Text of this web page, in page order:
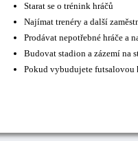
Starat se o trénink hráčů
Najímat trenéry a další
Prodávat nepotřebné hráče a
Budovat stadion a zázemí na
Pokud vybudujete futsalovou